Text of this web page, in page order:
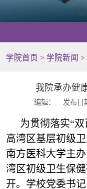
学院首页 > 学院新闻 >
我院承办健
编辑： 发布日
为贯彻落实“
高湾区基层初级
南方医科大学主
湾区初级卫生保
开。学校党委书